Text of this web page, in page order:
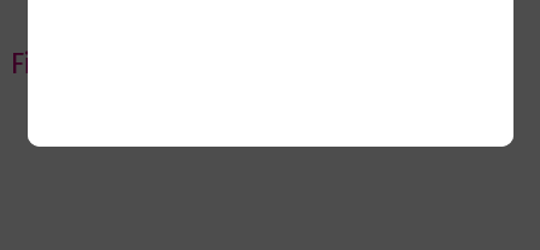
Filtrar por editorial